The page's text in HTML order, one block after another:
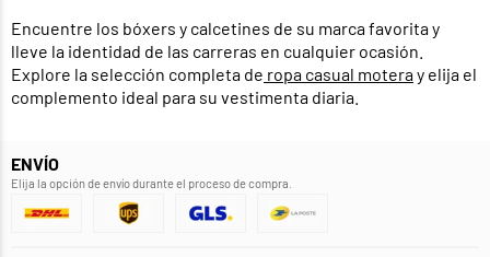
Encuentre los bóxers y calcetines de su marca favorita y
lleve la identidad de las carreras en cualquier ocasión.
Explore la selección completa de ropa casual moteray elija el
complemento ideal para su vestimenta diaria.
ENVÍO
Elija la opción de envío durante el proceso de compra.